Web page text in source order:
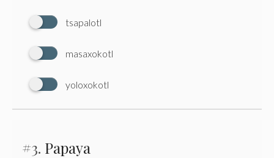
tsapalotl
masaxokotl
yoloxokotl
#3. Papaya